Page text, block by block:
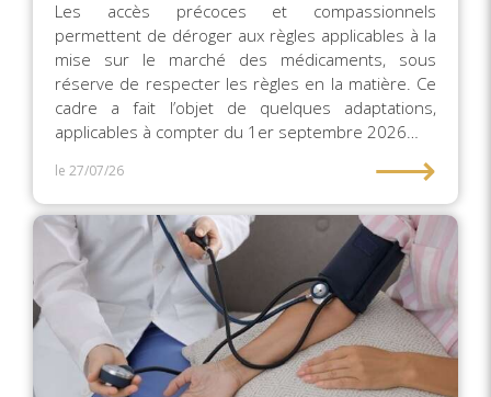
Les accès précoces et compassionnels
permettent de déroger aux règles applicables à la
mise sur le marché des médicaments, sous
réserve de respecter les règles en la matière. Ce
cadre a fait l’objet de quelques adaptations,
applicables à compter du 1er septembre 2026…
le 27/07/26 ⟶